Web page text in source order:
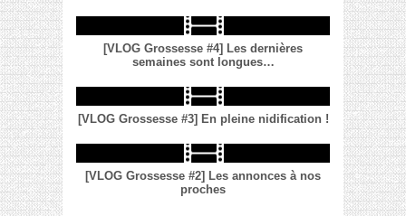
[VLOG Grossesse #4] Les dernières
semaines sont longues…
[VLOG Grossesse #3] En pleine nidification !
[VLOG Grossesse #2] Les annonces à nos
proches